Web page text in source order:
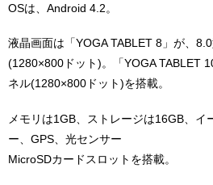
OSは、Android 4.2。
液晶画面は「YOGA TABLET 8」が、
(1280×800ドット)。「YOGA TABLET
ネル(1280×800ドット)を搭載。
メモリは1GB、ストレージは16GB、イ
ー、GPS、光センサー
MicroSDカードスロットを搭載。